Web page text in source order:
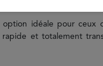
idéale pour ceux
et totalement